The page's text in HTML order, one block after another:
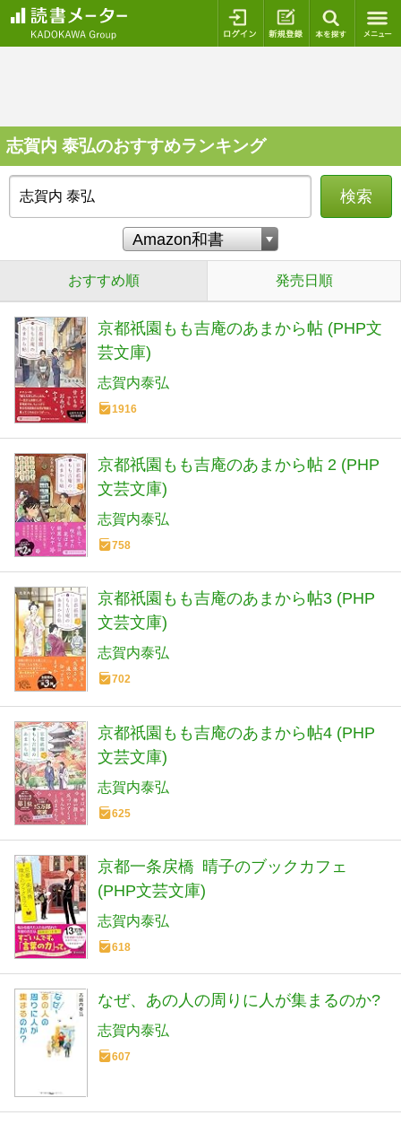
ログイン 新規登録
志賀内 泰弘のおすすめランキング
検索
おすすめ順 発売日順
京都祇園もも吉庵のあまから帖 (PHP文
芸文庫)
志賀内泰弘
1916
京都祇園もも吉庵のあまから帖 2 (PHP
文芸文庫)
志賀内泰弘
758
京都祇園もも吉庵のあまから帖3 (PHP
文芸文庫)
志賀内泰弘
702
京都祇園もも吉庵のあまから帖4 (PHP
文芸文庫)
志賀内泰弘
625
京都一条戻橋 晴子のブックカフェ
(PHP文芸文庫)
志賀内泰弘
618
なぜ、あの人の周りに人が集まるのか?
志賀内泰弘
607